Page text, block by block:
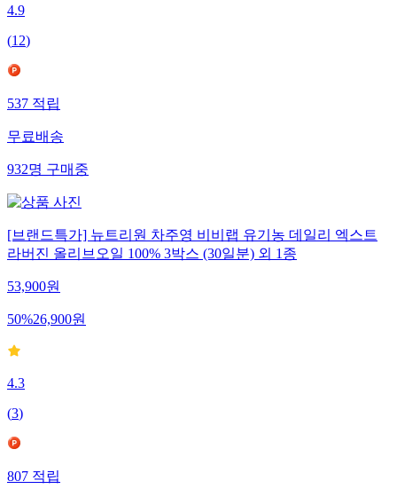
4.9
(12)
537 적립
무료배송
932명 구매중
[브랜드특가] 뉴트리원 차주영 비비랩 유기농 데일리 엑스트
라버진 올리브오일 100% 3박스 (30일분) 외 1종
53,900원
50%26,900원
4.3
(3)
807 적립